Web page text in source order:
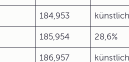
184,953 künstlich
185,954 28,6%
186,957 künstlich